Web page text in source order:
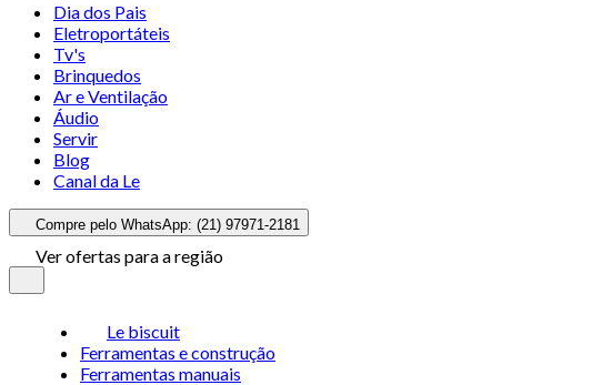
Dia dos Pais
Eletroportáteis
Tv's
Brinquedos
Ar e Ventilação
Áudio
Servir
Blog
Canal da Le
Compre pelo WhatsApp: (21) 97971-2181
Ver ofertas para a região
Le biscuit
Ferramentas e construção
Ferramentas manuais